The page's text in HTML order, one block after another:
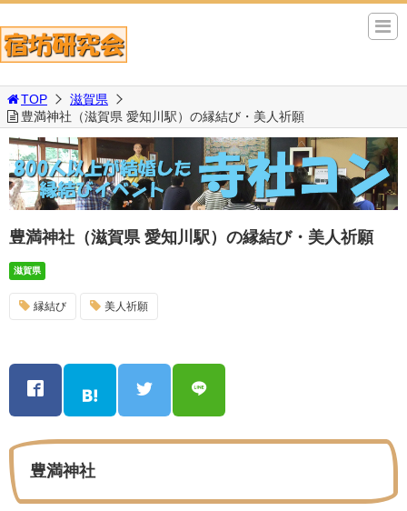
TOP
滋賀県
豊満神社（滋賀県 愛知川駅）の縁結び・美人祈願
豊満神社（滋賀県 愛知川駅）の縁結び・美人祈願
滋賀県
縁結び 美人祈願
豊満神社